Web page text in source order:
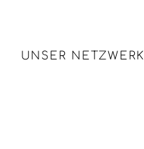
UNSER NETZWERK